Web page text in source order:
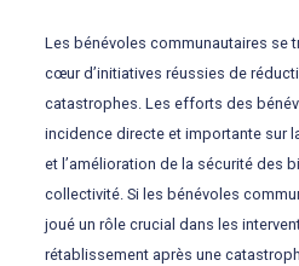
Les bénévoles communautaires se
cœur d’initiatives réussies de
catastrophes. Les efforts des
incidence directe et importante sur
et l’amélioration de la sécurité des
collectivité. Si les bénévoles
joué un rôle crucial dans les
rétablissement après une